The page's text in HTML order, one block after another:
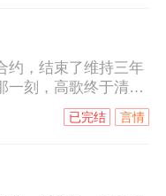
。陆霆：你给老子说
还是跪榴莲！
约，结束了维持三年
一刻，高歌终于清
走进过他的心里。她
合约麻利的滚了。她
某天，慕总裁打电
有空吗？”小艺人不
言情
已完结